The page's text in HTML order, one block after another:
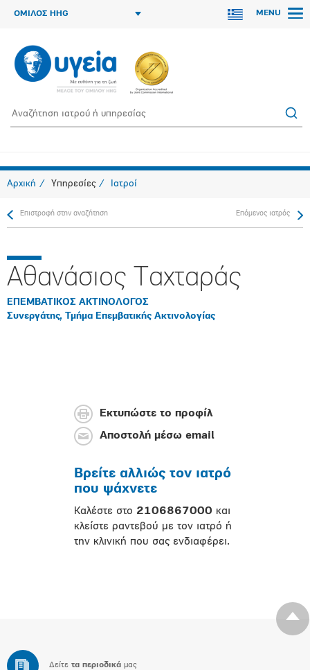
ΟΜΙΛΟΣ HHG MENU
Αρχική Υπηρεσίες Ιατροί
Επιστροφή στην αναζήτηση Επόμενος ιατρός
Αθανάσιος Ταχταράς
ΕΠΕΜΒΑΤΙΚΟΣ ΑΚΤΙΝΟΛΟΓΟΣ
Συνεργάτης, Τμήμα Επεμβατικής Ακτινολογίας
Εκτυπώστε το προφίλ
Αποστολή μέσω email
Βρείτε αλλιώς τον ιατρό
που ψάχνετε
Καλέστε στο 2106867000 και
κλείστε ραντεβού με τον ιατρό ή
την κλινική που σας ενδιαφέρει.
Δείτε τα περιοδικά μας